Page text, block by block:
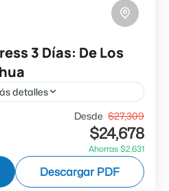
3 Días: De Los
detalles
Miércoles, Viernes
12 de Abril y 1 de Octubre
Reducida: Miércoles...
Desde $27,309
$24,678
Ahorras $2,631
Descargar PDF